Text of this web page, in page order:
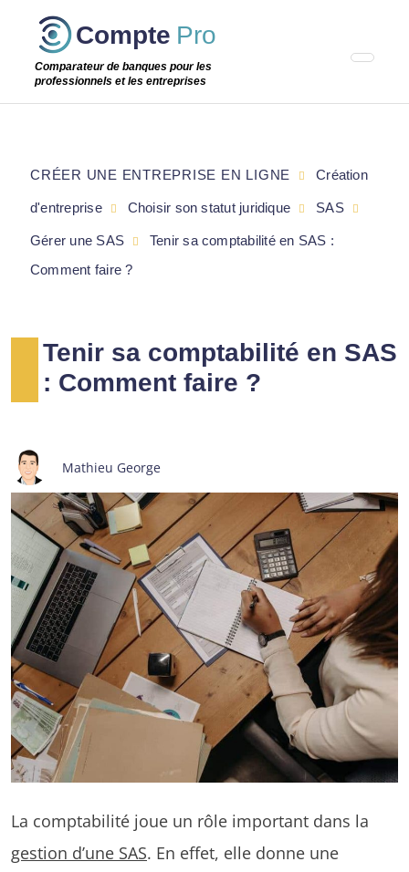
Passer
étape
Compte Pro
Comparateur de banques pour les
professionnels et les entreprises
Tenir sa comptabilité en SAS
: Comment faire ?
Mathieu George
La comptabilité joue un rôle important dans la
gestion d’une SAS. En effet, elle donne une
CRÉER UNE ENTREPRISE EN LIGNE Création
d'entreprise Choisir son statut juridique SAS
Gérer une SAS
Tenir sa comptabilité en SAS :
Comment faire ?